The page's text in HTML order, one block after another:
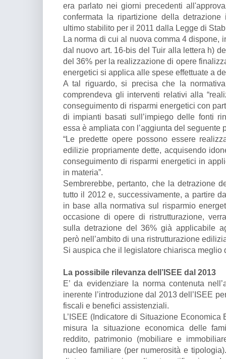
era parlato nei giorni precedenti
confermata la ripartizione della
ultimo stabilito per il 2011 dalla Legge di
La norma di cui al nuova comma 4 dispone,
dal nuovo art. 16-bis del Tuir alla lettera h)
del 36% per la realizzazione di opere
energetici si applica alle spese effettuate a
A tal riguardo, si precisa che la
comprendeva gli interventi relativi alla
conseguimento di risparmi energetici con
di impianti basati sull’impiego delle fonti
essa è ampliata con l’aggiunta del seguente
“Le predette opere possono essere
edilizie propriamente dette, acquisendo
conseguimento di risparmi energetici in
in materia”.
Sembrerebbe, pertanto, che la detrazione
tutto il 2012 e, successivamente, a partire
in base alla normativa sul risparmio
occasione di opere di ristrutturazione,
sulla detrazione del 36% già applicabile
però nell’ambito di una ristrutturazione
Si auspica che il legislatore chiarisca meglio
La possibile rilevanza dell’ISEE dal 2013
E’ da evidenziare la norma contenuta
inerente l’introduzione dal 2013 dell’ISEE
fiscali e benefici assistenziali.
L’ISEE (Indicatore di Situazione
misura la situazione economica delle
reddito, patrimonio (mobiliare e
nucleo familiare (per numerosità e